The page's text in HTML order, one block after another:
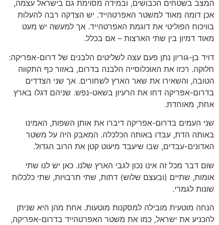
המצב בשטחים הכבושים, ובמידה מסוימת גם בישראל עצמה,
אכן דומה מאוד למשטר האפרטהייד. יש הצדקה רבה להעלות
בוויכוח הפוליטי את דוגמת האפרטהייד. אך למעשה יש מעט
מאוד דמיון בין שתי הארצות – אם בכלל.
דויד בן-גוריון נתן פעם עצה לשליטים הלבנים של דרום-אפריקה:
חלוקה. רכזו את האוכלוסייה הלבנה בדרום, באזור כף התקווה
הטובה, והשאירו את שאר הארץ לשחורים. אך שני הצדדים
בדרום-אפריקה דחו את הרעיון בשאט-נפש. שניהם דגלו בארץ
אחת, מאוחדת.
שני העמים בדרום-אפריקה דיברו את אותן השפות, האמינו
באותה הדת, עבדו באותה הכלכלה. המאבק היה על משטר
האדונים-עבדים, שבו שיעבד מיעוט קטן את הרוב הגדול.
שום דבר מכל זה אינו נכון לגבי הארץ שלנו. כאן יש לנו שתי
אומות, שתיים (ובעצם שלוש) דתות, שתי תרבויות, שתי כלכלות
שונות לגמרי.
הנחה מוטעית מובילה למסקנות מוטעות. אחת מהן היא שניתן
להכניע את ישראל, כמו את משטר האפרטהייד בדרום-אפריקה,